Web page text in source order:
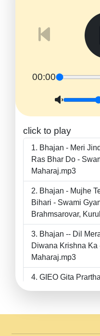
00:00
click to play
Bhajan - Meri
Ras Bhar Do -
Maharaj.mp3
Bhajan - Mujhe
Bihari - Swami
Brahmsarovar,
Bhajan -- Dil
Diwana Krishna
Maharaj.mp3
GIEO Gita
II Swami